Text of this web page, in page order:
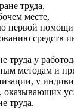
труда,
месте,
первой
средств
труда у
методам и
у
оказывающих
труда.